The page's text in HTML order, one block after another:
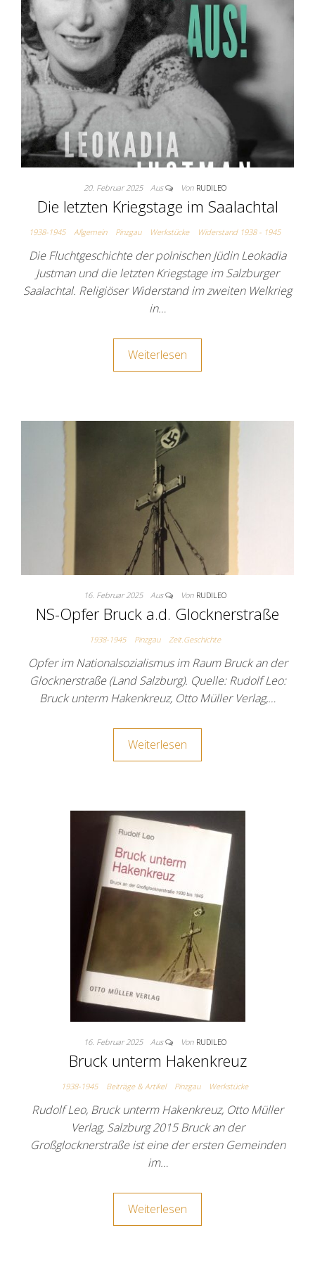
20. Februar 2025 Aus Von RUDILEO
Die letzten Kriegstage im Saalachtal
1938-1945 Allgemein Pinzgau Werkstücke Widerstand 1938 - 1945
Die Fluchtgeschichte der polnischen Jüdin Leokadia
Justman und die letzten Kriegstage im Salzburger
Saalachtal. Religiöser Widerstand im zweiten Welkrieg
in…
Weiterlesen
16. Februar 2025 Aus Von RUDILEO
NS-Opfer Bruck a.d. Glocknerstraße
1938-1945 Pinzgau Zeit.Geschichte
Opfer im Nationalsozialismus im Raum Bruck an der
Glocknerstraße (Land Salzburg). Quelle: Rudolf Leo:
Bruck unterm Hakenkreuz, Otto Müller Verlag,…
Weiterlesen
16. Februar 2025 Aus Von RUDILEO
Bruck unterm Hakenkreuz
1938-1945 Beiträge & Artikel Pinzgau Werkstücke
Rudolf Leo, Bruck unterm Hakenkreuz, Otto Müller
Verlag, Salzburg 2015 Bruck an der
Großglocknerstraße ist eine der ersten Gemeinden
im…
Weiterlesen